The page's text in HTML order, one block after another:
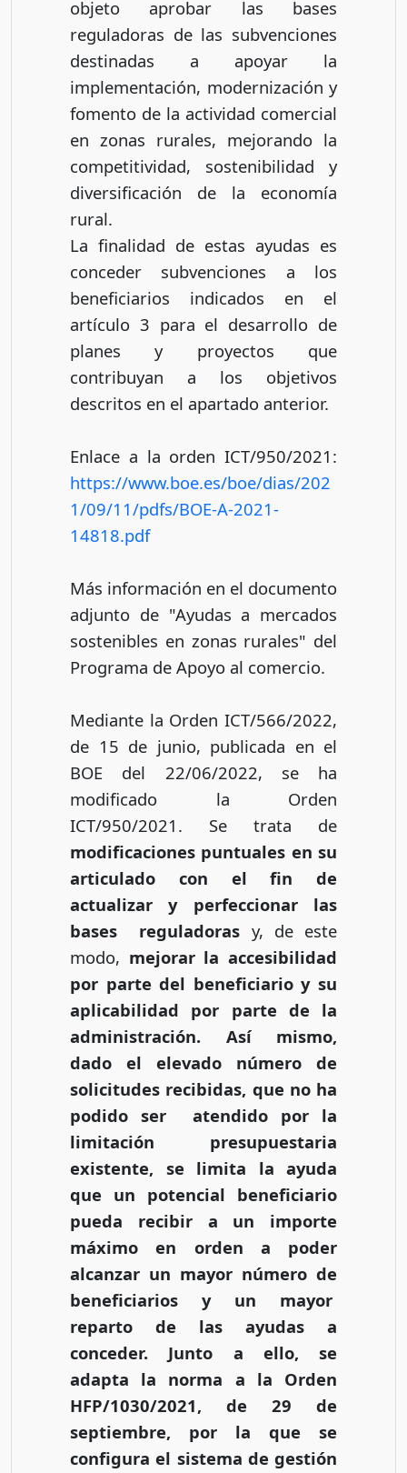
objeto aprobar las bases
reguladoras de las subvenciones
destinadas a apoyar la
implementación, modernización y
fomento de la actividad comercial
en zonas rurales, mejorando la
competitividad, sostenibilidad y
diversificación de la economía
rural.
La finalidad de estas ayudas es
conceder subvenciones a los
beneficiarios indicados en el
artículo 3 para el desarrollo de
planes y proyectos que
contribuyan a los objetivos
descritos en el apartado anterior.
Enlace a la orden ICT/950/2021:
https://www.boe.es/boe/dias/202
1/09/11/pdfs/BOE-A-2021-
14818.pdf
Más información en el documento
adjunto de "Ayudas a mercados
sostenibles en zonas rurales" del
Programa de Apoyo al comercio.
Mediante la Orden ICT/566/2022,
de 15 de junio, publicada en el
BOE del 22/06/2022, se ha
modificado la Orden
ICT/950/2021. Se trata de
modificaciones puntuales en su
articulado con el fin de
actualizar y perfeccionar las
bases reguladoras y, de este
modo, mejorar la accesibilidad
por parte del beneficiario y su
aplicabilidad por parte de la
administración. Así mismo,
dado el elevado número de
solicitudes recibidas, que no ha
podido ser atendido por la
limitación presupuestaria
existente, se limita la ayuda
que un potencial beneficiario
pueda recibir a un importe
máximo en orden a poder
alcanzar un mayor número de
beneficiarios y un mayor
reparto de las ayudas a
conceder. Junto a ello, se
adapta la norma a la Orden
HFP/1030/2021, de 29 de
septiembre, por la que se
configura el sistema de gestión